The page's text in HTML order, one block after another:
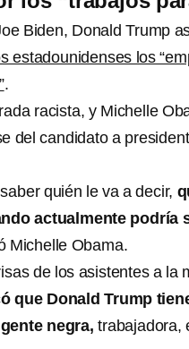
Biden, Donald Trump
estadounidenses los
.
racista, y Michelle
del candidato a
quién le va a decir,
actualmente podría
Michelle Obama.
de los asistentes a la
que Donald Trump
negra, trabajadora,